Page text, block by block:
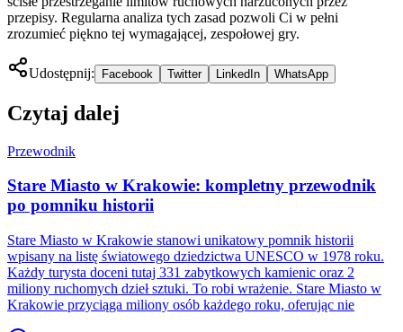
przepisy. Regularna analiza tych zasad pozwoli Ci w pełni
zrozumieć piękno tej wymagającej, zespołowej gry.
Udostępnij: Facebook Twitter LinkedIn WhatsApp
Czytaj dalej
Przewodnik
Stare Miasto w Krakowie: kompletny przewodnik
po pomniku historii
Stare Miasto w Krakowie stanowi unikatowy pomnik historii
wpisany na listę światowego dziedzictwa UNESCO w 1978 roku.
Każdy turysta doceni tutaj 331 zabytkowych kamienic oraz 2
miliony ruchomych dzieł sztuki. To robi wrażenie. Stare Miasto w
Krakowie przyciąga miliony osób każdego roku, oferując nie